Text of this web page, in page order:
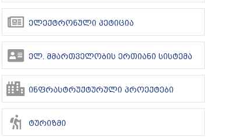
ელექტრონული პეტიცია
ელ. მმართველობის ერთიანი სისტემა
ინფრასტრუქტურული პროექტები
ტურიზმი